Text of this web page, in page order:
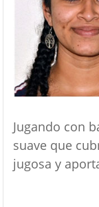
Jugando con
suave que
jugosa y